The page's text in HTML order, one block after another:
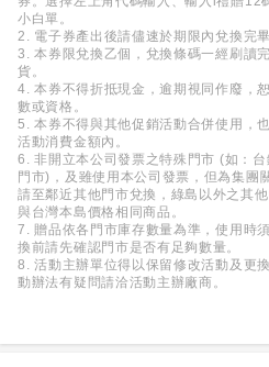
小白單。
2. 電子券產出後請儘速於期限內兌換完
3. 本券限兌換乙個，兌換條碼一經刷讀
貨。
4. 本券不得折抵現金，逾期視同作廢，
數或資格。
5. 本券不得與其他促銷活動合併使用，
活動消費金額內。
6. 非開立本公司發票之特殊門市 (如：
門市)，及雖使用本公司發票，但為集團
請至鄰近其他門市兌換，綠島以外之其
與台灣本島價格相同商品。
7. 贈品依各門市庫存數量為準，使用時
換前請先確認門市是否有足夠數量。
8. 活動主辦單位得以保留修改活動及更
動辦法有疑問請洽活動主辦廠商。